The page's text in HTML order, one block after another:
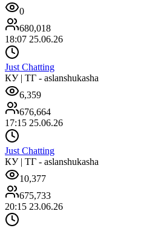
0
680,018
18:07 25.06.26
Just Chatting
КУ | ТГ - aslanshukasha
6,359
676,664
17:15 25.06.26
Just Chatting
КУ | ТГ - aslanshukasha
10,377
675,733
20:15 23.06.26